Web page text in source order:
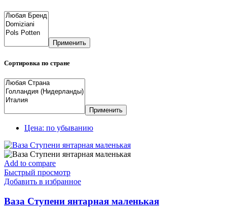
Применить
Сортировка по стране
Применить
Цена: по убыванию
Add to compare
Быстрый просмотр
Добавить в избранное
Ваза Ступени янтарная маленькая